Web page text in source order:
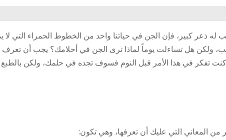
كبير، فإن الجن في حياتنا واحد من الخطوط الحمراء التي لا
غريب، ولكن هل تساءلت يوماً لماذا ترى الجن في أحلامك؟ يجب أن
كنت تفكر في هذا الأمر قبل النوم فسوف تجده في حلمك، ولكن بالطبع
المعاني التي عليك أن تعرفها، وهي تكون: